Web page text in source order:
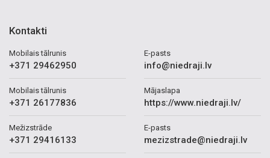
Kontakti
Mobilais tālrunis
+371 29462950
Mobilais tālrunis
+371 26177836
Mežizstrāde
+371 29416133
E-pasts
info@niedraji.lv
Mājaslapa
https://www.niedraji.lv/
E-pasts
mezizstrade@niedraji.lv